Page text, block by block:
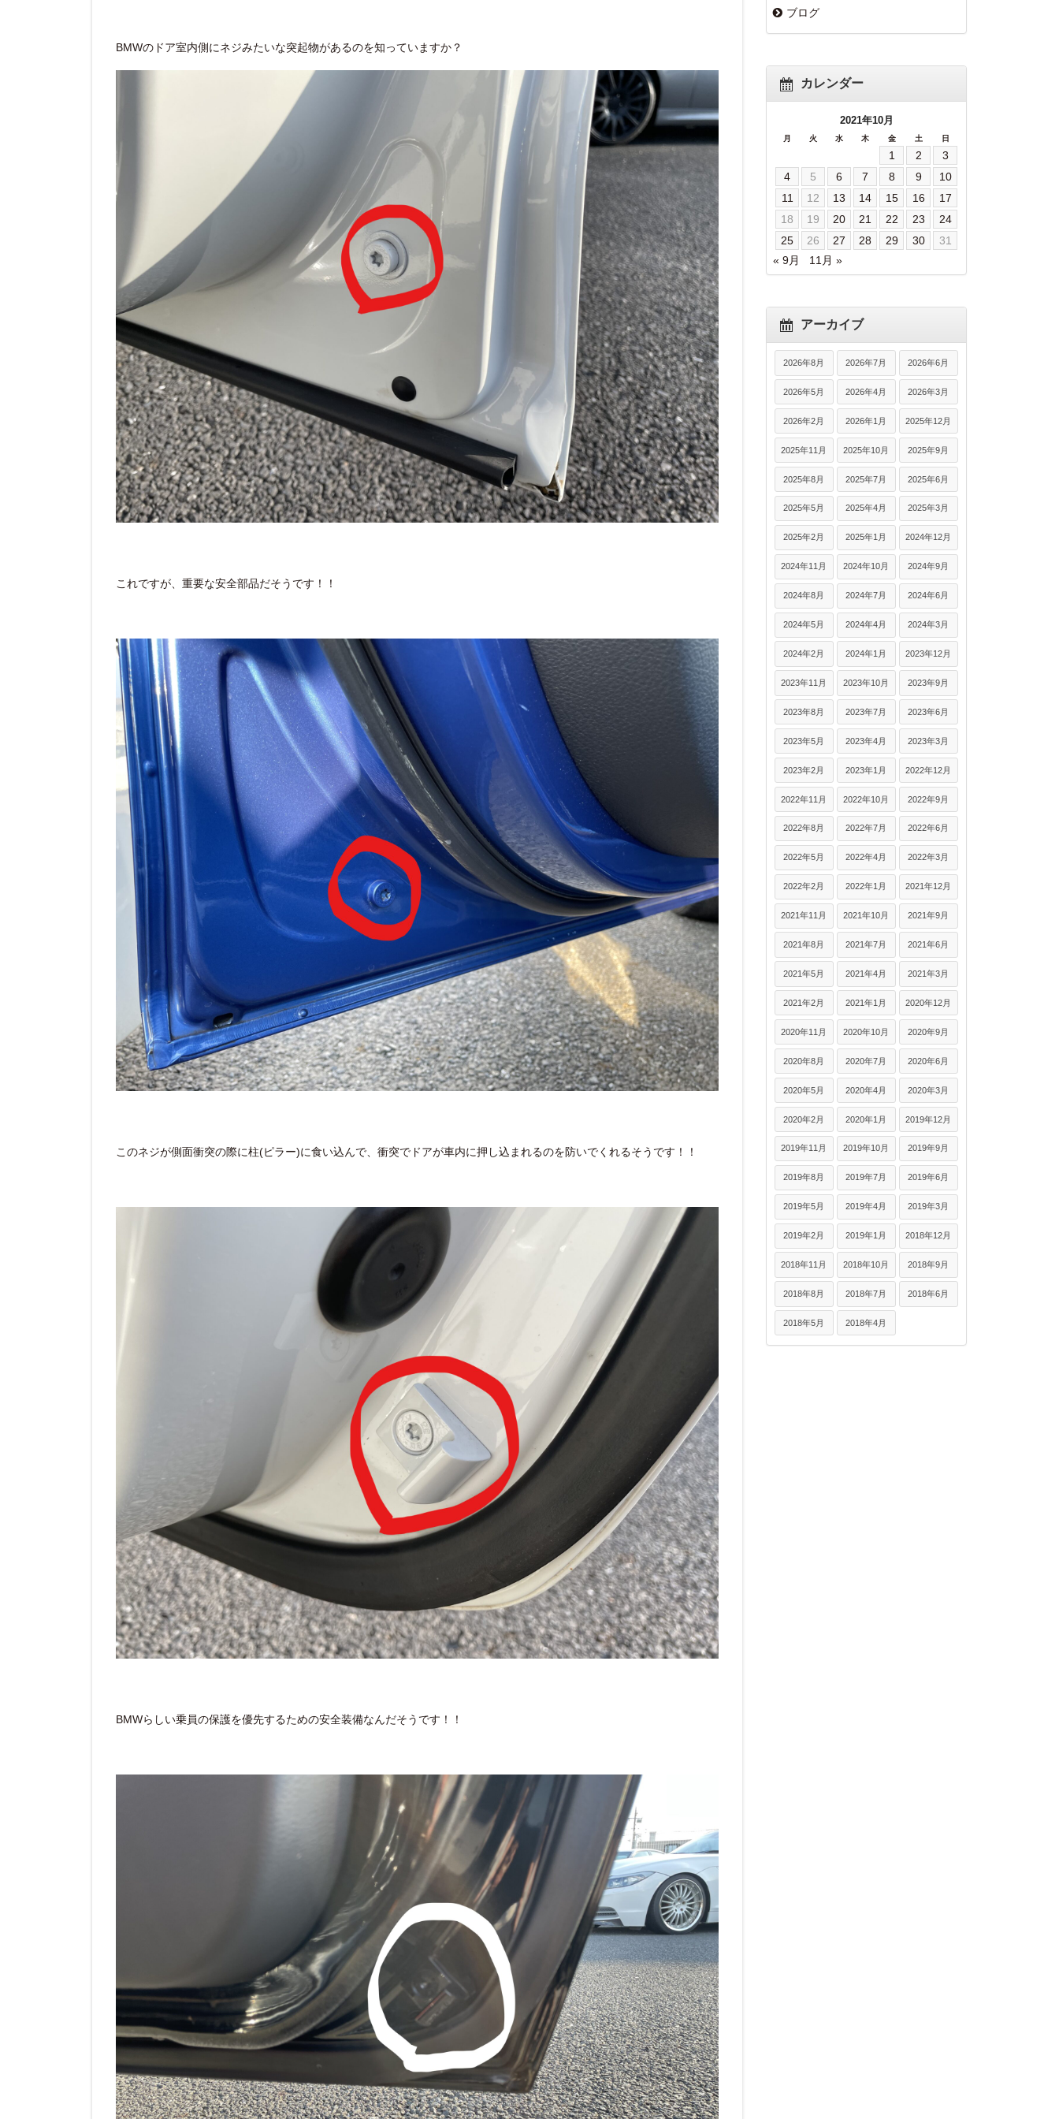
BMWのドア室内側にネジみたいな突起物があるのを知っていますか？
これですが、重要な安全部品だそうです！！
このネジが側面衝突の際に柱(ピラー)に食い込んで、衝突でドアが車内に押し込まれるのを防いでくれるそうです！！
BMWらしい乗員の保護を優先するための安全装備なんだそうです！！
ブログ
カレンダー
2021年10月
月 火 水 木 金 土 日
1 2
3
4
5 6 7 8 9
10
11
12 13 14 15 16
17
18
19 20 21 22 23
24
25
26 27 28 29 30
31
« 9月
11月 »
アーカイブ
2026年8月 2026年7月 2026年6月
2026年5月 2026年4月 2026年3月
2026年2月 2026年1月 2025年12月
2025年11月 2025年10月 2025年9月
2025年8月 2025年7月 2025年6月
2025年5月 2025年4月 2025年3月
2025年2月 2025年1月 2024年12月
2024年11月 2024年10月 2024年9月
2024年8月 2024年7月 2024年6月
2024年5月 2024年4月 2024年3月
2024年2月 2024年1月 2023年12月
2023年11月 2023年10月 2023年9月
2023年8月 2023年7月 2023年6月
2023年5月 2023年4月 2023年3月
2023年2月 2023年1月 2022年12月
2022年11月 2022年10月 2022年9月
2022年8月 2022年7月 2022年6月
2022年5月 2022年4月 2022年3月
2022年2月 2022年1月 2021年12月
2021年11月 2021年10月 2021年9月
2021年8月 2021年7月 2021年6月
2021年5月 2021年4月 2021年3月
2021年2月 2021年1月 2020年12月
2020年11月 2020年10月 2020年9月
2020年8月 2020年7月 2020年6月
2020年5月 2020年4月 2020年3月
2020年2月 2020年1月 2019年12月
2019年11月 2019年10月 2019年9月
2019年8月 2019年7月 2019年6月
2019年5月 2019年4月 2019年3月
2019年2月 2019年1月 2018年12月
2018年11月 2018年10月 2018年9月
2018年8月 2018年7月 2018年6月
2018年5月 2018年4月